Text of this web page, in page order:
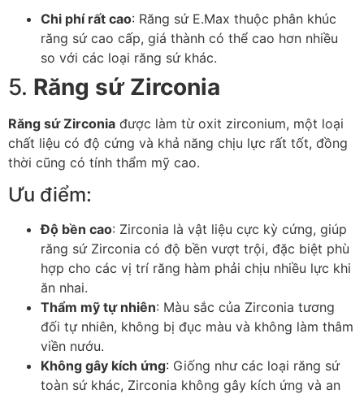
Chi phí rất cao: Răng sứ E.Max thuộc phân khúc
răng sứ cao cấp, giá thành có thể cao hơn nhiều
so với các loại răng sứ khác.
5. Răng sứ Zirconia
Răng sứ Zirconia được làm từ oxit zirconium, một loại
chất liệu có độ cứng và khả năng chịu lực rất tốt, đồng
thời cũng có tính thẩm mỹ cao.
Ưu điểm:
Độ bền cao: Zirconia là vật liệu cực kỳ cứng, giúp
răng sứ Zirconia có độ bền vượt trội, đặc biệt phù
hợp cho các vị trí răng hàm phải chịu nhiều lực khi
ăn nhai.
Thẩm mỹ tự nhiên: Màu sắc của Zirconia tương
đối tự nhiên, không bị đục màu và không làm thâm
viền nướu.
Không gây kích ứng: Giống như các loại răng sứ
toàn sứ khác, Zirconia không gây kích ứng và an